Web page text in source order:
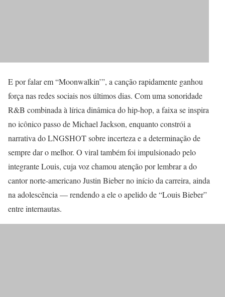
E por falar em “Moonwalkin’”, a canção rapidamente ganhou
força nas redes sociais nos últimos dias. Com uma sonoridade
R&B combinada à lírica dinâmica do hip-hop, a faixa se inspira
no icônico passo de Michael Jackson, enquanto constrói a
narrativa do LNGSHOT sobre incerteza e a determinação de
sempre dar o melhor. O viral também foi impulsionado pelo
integrante Louis, cuja voz chamou atenção por lembrar a do
cantor norte-americano Justin Bieber no início da carreira, ainda
na adolescência — rendendo a ele o apelido de “Louis Bieber”
entre internautas.